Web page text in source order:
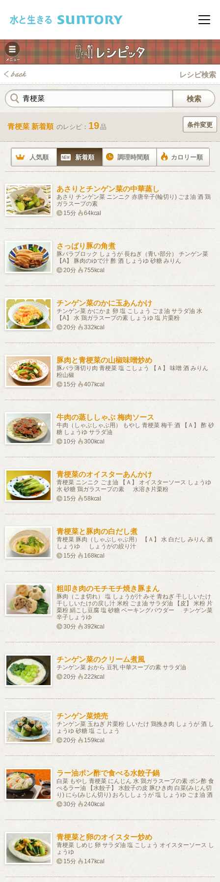
メニ
レシピ検索
青梗菜 新着順 のレシピ： 19品 条件変更
人気順 新着順 調理時間順 カロリー順
あさりとチンゲン菜の中華蒸し
あさり チンゲン菜 ニンニク 赤唐辛子(輪切り) ごま油 酒 鶏
ガラスープの素
15分
64kcal
さっぱり豚の角煮
豚バラブロック しょうが 長ねぎ（青い部分） チンゲン菜
【A】 豚肉のゆで汁 酢 酒 しょうゆ 砂糖 みりん
20分
755kcal
チンゲン菜のかに玉あんかけ
チンゲン菜 かにかま 卵 塩 こしょう ごま油 サラダ油 水
【A】 水 鶏ガラスープの素 しょうゆ 塩 片栗粉
20分
332kcal
豚肉と青梗菜の山椒味噌炒め
豚バラ薄切り肉 青梗菜 塩 こしょう 【Ａ】 味噌 酒 みりん
粉山椒
15分
407kcal
牛肉の蒸ししゃぶ 梅肉ソース
牛肉（しゃぶしゃぶ用） もやし 青梗菜 梅干 酒 【Ａ】 酢 砂
糖 しょうゆ サラダ油
10分
300kcal
青梗菜のオイスターあんかけ
青梗菜 ニンニク ごま油 【Ａ】 オイスターソース しょうゆ
水 砂糖 鶏ガラスープの素 水溶き片栗粉
15分
58kcal
青梗菜と豚肉の白だし煮
青梗菜 豚肉（しゃぶしゃぶ用） 【Ａ】 水 白だし みりん 酒
しょうゆ しょうがの絞り汁
15分
168kcal
粗叩き肉のモチモチ焼き豚まん
豚肉（こま切れ） 塩 しょうが汁 みそ 青ねぎ 干ししいたけ
干ししいたけの戻し汁 米粉 ごま油 サラダ油 【皮】 米粉 片
栗粉 絹こし豆腐 塩 砂糖 ベーキングパウダー チンゲン菜
辛子しょうゆ
30分
392kcal
チンゲン菜のクリーム煮風
チンゲン菜 おから 豆乳 中華スープの素 サラダ油
20分
222kcal
チンゲン菜焼売
チンゲン菜 玉ねぎ 片栗粉 しいたけ 鶏挽き肉 しょうが 酒 し
ょうゆ 砂糖 塩 こしょう
20分
159kcal
ラー油ポン酢で食べる水餃子鍋
白菜 もやし 青梗菜 にんじん 水 鶏ガラスープの素 ポン酢 食
べるラー油 【水餃子】 水餃子の皮 豚ひき肉 白菜(みじん切
り) にら(みじん切り) おろししょうが 塩 しょうゆ ごま油 酒
30分
240kcal
青梗菜と卵のオイスター炒め
青梗菜 しめじ 卵 サラダ油 塩 こしょう オイスターソース し
ょうゆ
15分
147kcal